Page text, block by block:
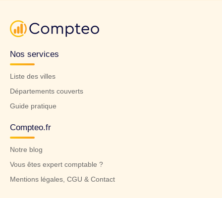
Nos services
Liste des villes
Départements couverts
Guide pratique
Compteo.fr
Notre blog
Vous êtes expert comptable ?
Mentions légales, CGU & Contact